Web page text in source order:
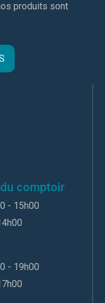
produits sont
comptoir
- 15h00
- 19h00